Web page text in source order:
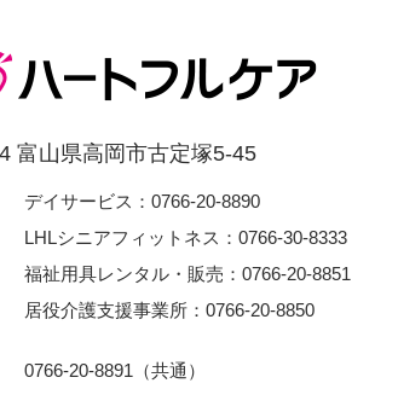
富⼭県⾼岡市古定塚5-45
デイサービス：0766-20-8890
LHLシニアフィットネス：0766-30-8333
福祉用具レンタル・販売：0766-20-8851
居役介護支援事業所：0766-20-8850
0766-20-8891（共通）